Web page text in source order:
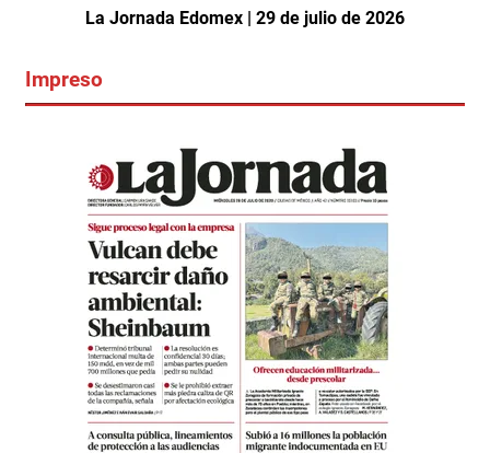
La Jornada Edomex | 29 de julio de 2026
Impreso